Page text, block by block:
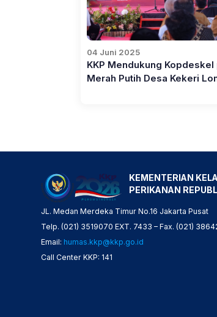
04 Juni 2025
KKP Mendukung
Merah Putih Desa Kekeri
KEMENTERIAN
PERIKANAN
JL. Medan Merdeka Timur No.16 Jakarta Pusat
Telp. (021) 3519070 EXT. 7433 – Fax. (021)
Email: humas.kkp@kkp.go.id
Call Center KKP: 141